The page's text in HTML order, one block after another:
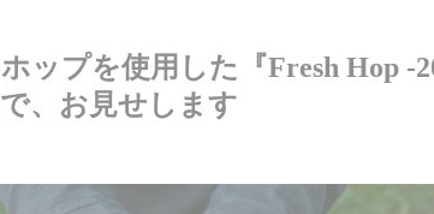
ップを使用した『Fresh Hop -
、お見せします